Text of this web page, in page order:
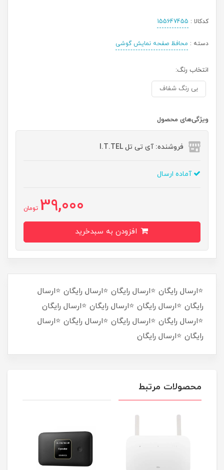
کدکالا : 155647455
دسته : محافظ صفحه نمایش گوشی
انتخاب رنگ:
بی رنگ شفاف
ویژگی‌های محصول
فروشنده: آی تی تل I.T.TEL
آماده ارسال
39,000 تومان
⭐ارسال رایگان ⭐ارسال رایگان ⭐ارسال رایگان ⭐ارسال
رایگان ⭐ارسال رایگان ⭐ارسال رایگان ⭐ارسال رایگان
⭐ارسال رایگان ⭐ارسال رایگان ⭐ارسال رایگان ⭐ارسال
رایگان ⭐ارسال رایگان
محصولات مرتبط